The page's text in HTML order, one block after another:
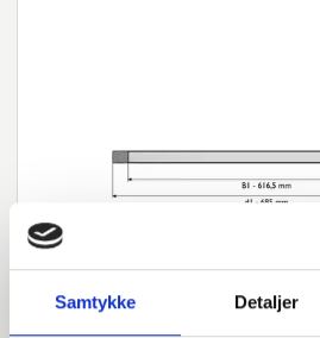
Samtykke Detaljer